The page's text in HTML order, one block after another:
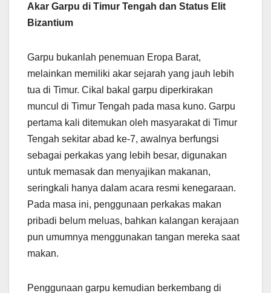
Akar Garpu di Timur Tengah dan Status Elit
Bizantium
Garpu bukanlah penemuan Eropa Barat,
melainkan memiliki akar sejarah yang jauh lebih
tua di Timur. Cikal bakal garpu diperkirakan
muncul di Timur Tengah pada masa kuno. Garpu
pertama kali ditemukan oleh masyarakat di Timur
Tengah sekitar abad ke-7, awalnya berfungsi
sebagai perkakas yang lebih besar, digunakan
untuk memasak dan menyajikan makanan,
seringkali hanya dalam acara resmi kenegaraan.
Pada masa ini, penggunaan perkakas makan
pribadi belum meluas, bahkan kalangan kerajaan
pun umumnya menggunakan tangan mereka saat
makan.
Penggunaan garpu kemudian berkembang di